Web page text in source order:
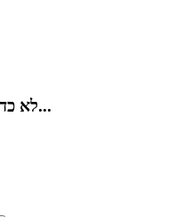
לא כדאי לפספס...